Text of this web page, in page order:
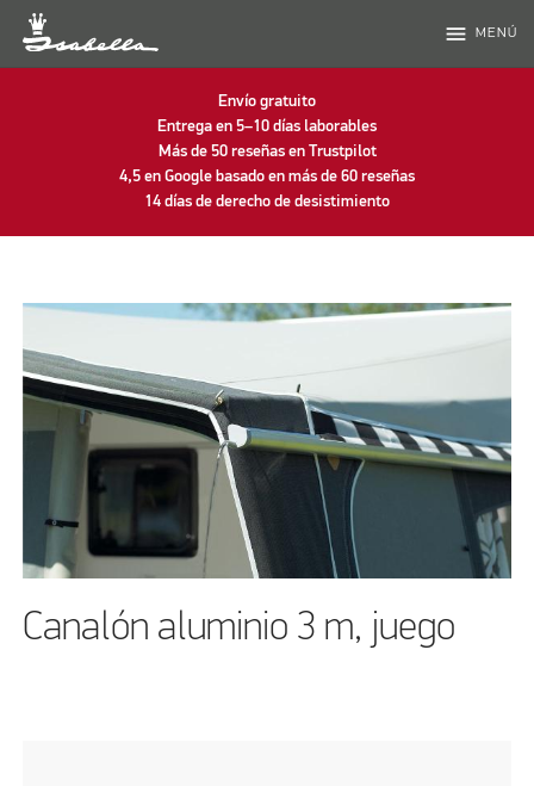
menu MENÚ
Envío gratuito
Entrega en 5–10 días laborables
Más de 50 reseñas en Trustpilot
4,5 en Google basado en más de 60 reseñas
14 días de derecho de desistimiento
Canalón aluminio 3 m, juego